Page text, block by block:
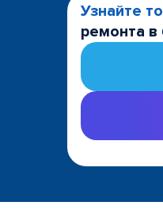
Узнайте
ремонта в